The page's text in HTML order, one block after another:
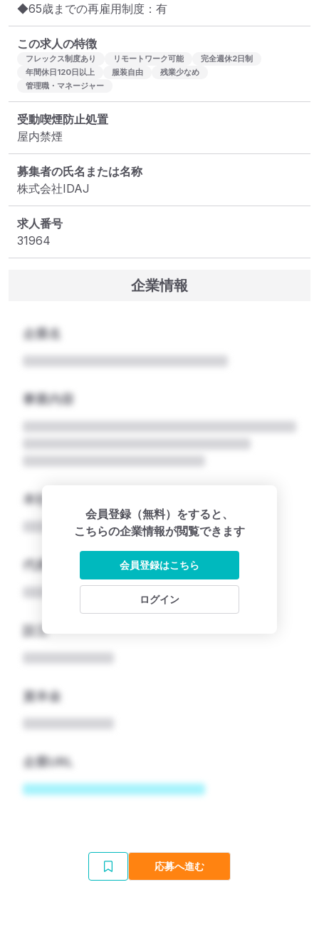
◆65歳までの再雇用制度：有
この求人の特徴
フレックス制度あり リモートワーク可能
完全週休2日制
年間休日120日以上
服装自由
残業少なめ
管理職・マネージャー
受動喫煙防止処置
屋内禁煙
募集者の氏名または名称
株式会社IDAJ
求人番号
31964
企業情報
企業名
事業内容
本社所在地名
代表者
設立
資本金
企業URL
会員登録（無料）をすると、
こちらの企業情報が閲覧できます
会員登録はこちら
ログイン
応募へ進む